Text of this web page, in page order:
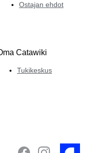
Ostajan ehdot
Catawiki
Tukikeskus